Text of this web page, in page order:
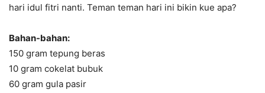
hari idul fitri nanti. Teman teman hari ini bikin kue apa?
Bahan-bahan:
150 gram tepung beras
10 gram cokelat bubuk
60 gram gula pasir